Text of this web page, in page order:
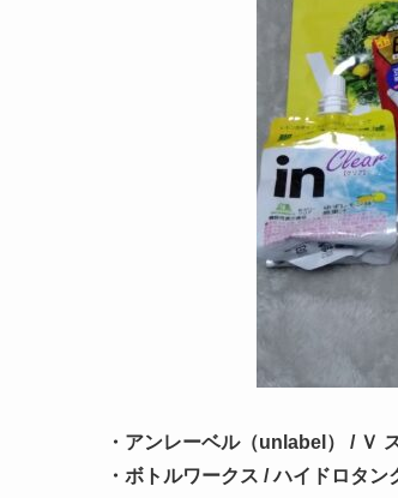
・アンレーベル（unlabel） / Ｖ
・ボトルワークス / ハイドロ